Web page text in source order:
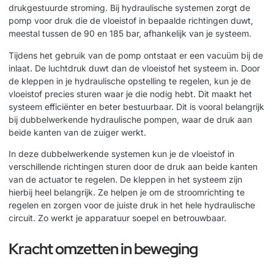
drukgestuurde stroming. Bij hydraulische systemen zorgt de
pomp voor druk die de vloeistof in bepaalde richtingen duwt,
meestal tussen de 90 en 185 bar, afhankelijk van je systeem.
Tijdens het gebruik van de pomp ontstaat er een vacuüm bij de
inlaat. De luchtdruk duwt dan de vloeistof het systeem in. Door
de kleppen in je hydraulische opstelling te regelen, kun je de
vloeistof precies sturen waar je die nodig hebt. Dit maakt het
systeem efficiënter en beter bestuurbaar. Dit is vooral belangrijk
bij dubbelwerkende hydraulische pompen, waar de druk aan
beide kanten van de zuiger werkt.
In deze dubbelwerkende systemen kun je de vloeistof in
verschillende richtingen sturen door de druk aan beide kanten
van de actuator te regelen. De kleppen in het systeem zijn
hierbij heel belangrijk. Ze helpen je om de stroomrichting te
regelen en zorgen voor de juiste druk in het hele hydraulische
circuit. Zo werkt je apparatuur soepel en betrouwbaar.
Kracht omzetten in beweging